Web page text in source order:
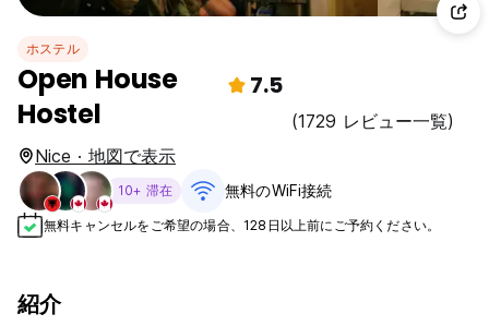
ホステル
Open House
Hostel
7.5
(1729 レビュー一覧)
Nice · 地図で表示
10+ 滞在 無料のWiFi接続
無料キャンセルをご希望の場合、128日以上前にご予約ください。
紹介